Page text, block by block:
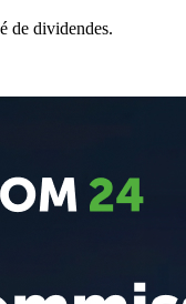
de dividendes.